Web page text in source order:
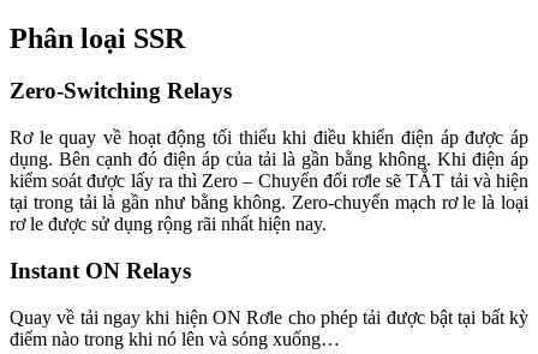
Phân loại SSR
Zero-Switching Relays
Rơ le quay về hoạt động tối thiểu khi điều khiển điện áp được áp
dụng. Bên cạnh đó điện áp của tải là gần bằng không. Khi điện áp
kiểm soát được lấy ra thì Zero – Chuyển đổi rơle sẽ TẮT tải và hiện
tại trong tải là gần như bằng không. Zero-chuyển mạch rơ le là loại
rơ le được sử dụng rộng rãi nhất hiện nay.
Instant ON Relays
Quay về tải ngay khi hiện ON Rơle cho phép tải được bật tại bất kỳ
điểm nào trong khi nó lên và sóng xuống…